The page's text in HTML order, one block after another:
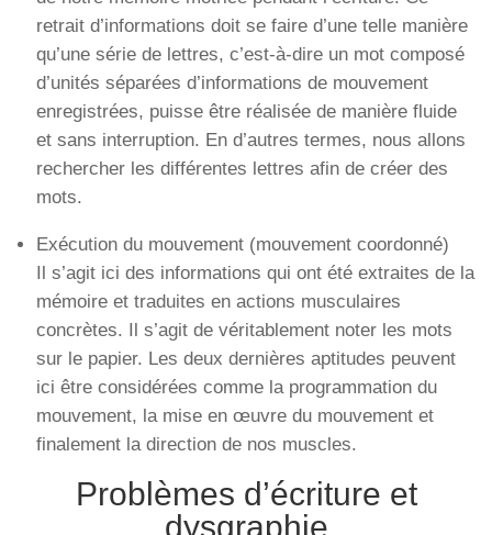
retrait d’informations doit se faire d’une telle manière
qu’une série de lettres, c’est-à-dire un mot composé
d’unités séparées d’informations de mouvement
enregistrées, puisse être réalisée de manière fluide
et sans interruption. En d’autres termes, nous allons
rechercher les différentes lettres afin de créer des
mots.
Exécution du mouvement (mouvement coordonné)
Il s’agit ici des informations qui ont été extraites de la
mémoire et traduites en actions musculaires
concrètes. Il s’agit de véritablement noter les mots
sur le papier. Les deux dernières aptitudes peuvent
ici être considérées comme la programmation du
mouvement, la mise en œuvre du mouvement et
finalement la direction de nos muscles.
Problèmes d’écriture et
dysgraphie